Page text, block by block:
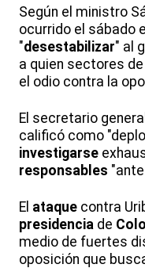
Según el ministro
ocurrido el sábado
"desestabilizar" al
a quien sectores
el odio contra la
El secretario
calificó como
investigarse
responsables
El ataque contra
presidencia de
medio de fuertes
oposición que